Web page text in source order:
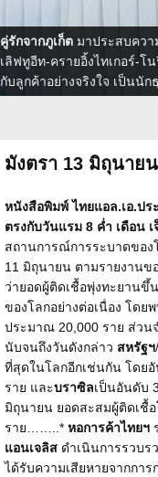
คู่รักจากภูเก็ต มาประสบควา
เลิฟทูอีท-ครายอิ้งไทเกอร์-
กับลูกค้าอย่างจริงใจ เป็นนั
มังตรา 13 มิถุนาย
หนังสือพิมพ์ ไทยแอล.เอ.ป
ตรงกับวันแรม 8 ค่ำ เดือน
สถานการณ์การระบาดของ
11 มิถุนายน ตามรายงานข
ว่ายอดผู้ติดเชื้อพุ่งทะยานขึ้
ของโลกอย่างต่อเนื่อง โดย
ประมาณ 20,000 ราย ส่วน
นับจนถึงวันดังกล่าว สหรัฐฯ
ที่สุดในโลกอีกเช่นกัน โดย
ราย และบราซิลเป็นอันดับ
มิถุนายน ยอดสะสมผู้ติดเชื้
ราย……..* หอการค้าไทยฯ
แอนเจลิส ดำเนินการรวบร
ได้รับความเสียหายจากการ